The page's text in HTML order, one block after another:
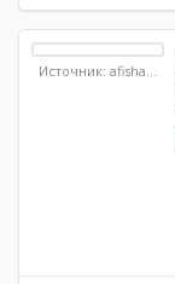
Источник: afisha.yandex.ru